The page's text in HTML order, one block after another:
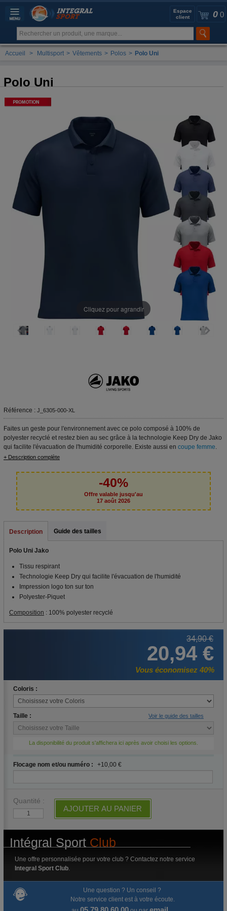
0 0
Espace
client
Accueil > Multisport > Vêtements > Polos > Polo Uni
Polo Uni
Cliquez pour agrandir
Référence : J_6305-000-XL
Faites un geste pour l'environnement avec ce polo composé à 100% de
polyester recyclé et restez bien au sec grâce à la technologie Keep Dry de Jako
qui facilite l'évacuation de l'humidité corporelle. Existe aussi en coupe femme.
+ Description complète
-40%
Offre valable jusqu'au
17 août 2026
Description Guide des tailles
Polo Uni Jako
Tissu respirant
Technologie Keep Dry qui facilite l'évacuation de l'humidité
Impression logo ton sur ton
Polyester-Piquet
Composition : 100% polyester recyclé
34,90 €
20,94 €
Vous économisez 40%
Coloris :
Taille : Voir le guide des tailles
La disponibilité du produit s'affichera ici après avoir choisi les options.
Flocage nom et/ou numéro : +10,00 €
Quantité :
AJOUTER AU PANIER
Intégral Sport Club
Une offre personnalisée pour votre club ? Contactez notre service
Integral Sport Club.
Une question ? Un conseil ?
Notre service client est à votre écoute.